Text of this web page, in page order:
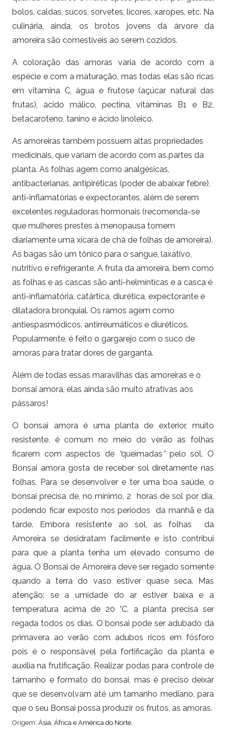
bolos, caldas, sucos, sorvetes, licores, xaropes, etc. Na
culinária, ainda, os brotos jovens da árvore da
amoreira são comestíveis ao serem cozidos.
A coloração das amoras varia de acordo com a
espécie e com a maturação, mas todas elas são ricas
em vitamina C, água e frutose (açúcar natural das
frutas), ácido málico, pectina, vitaminas B1 e B2,
betacaroteno, tanino e ácido linoleico.
As amoreiras também possuem altas propriedades
medicinais, que variam de acordo com as partes da
planta. As folhas agem como analgésicas,
antibacterianas, antipiréticas (poder de abaixar febre),
anti-inflamatórias e expectorantes, além de serem
excelentes reguladoras hormonais (recomenda-se
que mulheres prestes à menopausa tomem
diariamente uma xícara de chá de folhas de amoreira).
As bagas são um tônico para o sangue, laxativo,
nutritivo e refrigerante. A fruta da amoreira, bem como
as folhas e as cascas são anti-helmínticas e a casca é
anti-inflamatória, catártica, diurética, expectorante e
dilatadora bronquial. Os ramos agem como
antiespasmódicos, antirreumáticos e diuréticos.
Popularmente, é feito o gargarejo com o suco de
amoras para tratar dores de garganta.
Além de todas essas maravilhas das amoreiras e o
bonsai amora, elas ainda são muito atrativas aos
pássaros!
O bonsai amora é uma planta de exterior, muito
resistente, é comum no meio do verão as folhas
ficarem com aspectos de “queimadas ” pelo sol. O
Bonsai amora gosta de receber sol diretamente nas
folhas. Para se desenvolver e ter uma boa saúde, o
bonsai precisa de, no mínimo, 2 horas de sol por dia,
podendo ficar exposto nos períodos da manhã e da
tarde. Embora resistente ao sol, as folhas da
Amoreira se desidratam facilmente e isto contribui
para que a planta tenha um elevado consumo de
água. O Bonsai de Amoreira deve ser regado somente
quando a terra do vaso estiver quase seca. Mas
atenção: se a umidade do ar estiver baixa e a
temperatura acima de 20 °C, a planta precisa ser
regada todos os dias. O bonsai pode ser adubado da
primavera ao verão com adubos ricos em fósforo
pois é o responsável pela fortificação da planta e
auxilia na frutificação. Realizar podas para controle de
tamanho e formato do bonsai, mas é preciso deixar
que se desenvolvam até um tamanho mediano, para
que o seu Bonsai possa produzir os frutos, as amoras.
Origem: Ásia, África e América do Norte.